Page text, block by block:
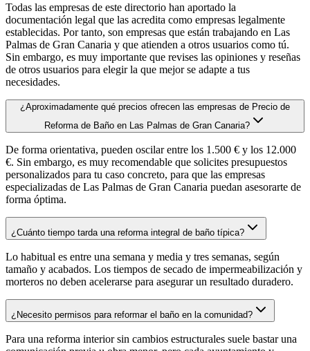
Todas las empresas de este directorio han aportado la
documentación legal que las acredita como empresas legalmente
establecidas. Por tanto, son empresas que están trabajando en Las
Palmas de Gran Canaria y que atienden a otros usuarios como tú.
Sin embargo, es muy importante que revises las opiniones y reseñas
de otros usuarios para elegir la que mejor se adapte a tus
necesidades.
¿Aproximadamente qué precios ofrecen las empresas de Precio de
Reforma de Baño en Las Palmas de Gran Canaria?
De forma orientativa, pueden oscilar entre los 1.500 € y los 12.000
€. Sin embargo, es muy recomendable que solicites presupuestos
personalizados para tu caso concreto, para que las empresas
especializadas de Las Palmas de Gran Canaria puedan asesorarte de
forma óptima.
¿Cuánto tiempo tarda una reforma integral de baño típica?
Lo habitual es entre una semana y media y tres semanas, según
tamaño y acabados. Los tiempos de secado de impermeabilización y
morteros no deben acelerarse para asegurar un resultado duradero.
¿Necesito permisos para reformar el baño en la comunidad?
Para una reforma interior sin cambios estructurales suele bastar una